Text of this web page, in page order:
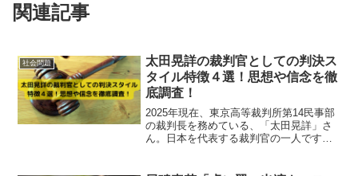
関連記事
社会問題
太田晃詳の裁判官としての判決ス
タイル特徴４選！思想や信念を徹
底調査！
2025年現在、東京高等裁判所第14民事部
の裁判長を務めている、「太田晃詳」さ
ん。日本を代表する裁判官の一人です